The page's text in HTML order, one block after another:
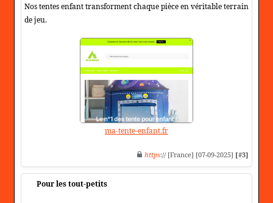
Nos tentes enfant transforment chaque pièce en véritable terrain
de jeu.
ma-tente-enfant.fr
https:// [France] [07-09-2025] [#3]
Pour les tout-petits